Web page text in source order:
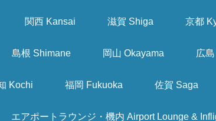
関西 Kansai 滋賀 Shiga 京都
島根 Shimane 岡山 Okayama 広
Kochi 福岡 Fukuoka 佐賀 Saga
エアポートラウンジ・機内 Airport Lounge &